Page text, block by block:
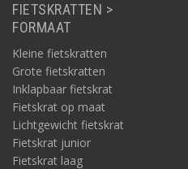
FIETSKRATTEN >
FORMAAT
Kleine fietskratten
Grote fietskratten
Inklapbaar fietskrat
Fietskrat op maat
Lichtgewicht fietskrat
Fietskrat junior
Fietskrat laag